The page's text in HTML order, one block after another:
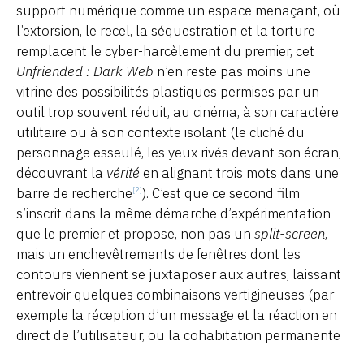
support numérique comme un espace menaçant, où
l’extorsion, le recel, la séquestration et la torture
remplacent le cyber-harcèlement du premier, cet
Unfriended : Dark Web n’en reste pas moins une
vitrine des possibilités plastiques permises par un
outil trop souvent réduit, au cinéma, à son caractère
utilitaire ou à son contexte isolant (le cliché du
personnage esseulé, les yeux rivés devant son écran,
découvrant la vérité en alignant trois mots dans une
barre de recherche[2]). C’est que ce second film
s’inscrit dans la même démarche d’expérimentation
que le premier et propose, non pas un split-screen,
mais un enchevêtrements de fenêtres dont les
contours viennent se juxtaposer aux autres, laissant
entrevoir quelques combinaisons vertigineuses (par
exemple la réception d’un message et la réaction en
direct de l’utilisateur, ou la cohabitation permanente